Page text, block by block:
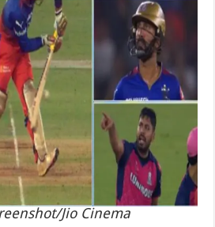
Jio Cinema